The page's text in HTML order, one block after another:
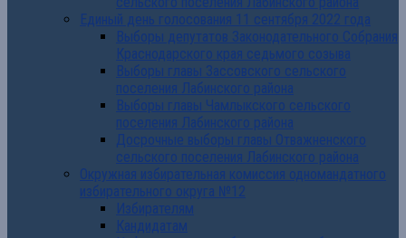
Единый день голосования 11 сентября 2022 года
Выборы депутатов Законодательного Собрания
Краснодарского края седьмого созыва
Выборы главы Зассовского сельского
поселения Лабинского района
Выборы главы Чамлыкского сельского
поселения Лабинского района
Досрочные выборы главы Отважненского
сельского поселения Лабинского района
Окружная избирательная комиссия одномандатного
избирательного округа №12
Избирателям
Кандидатам